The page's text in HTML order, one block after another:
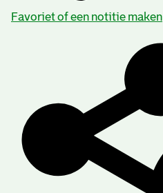
Favoriet of een notitie maken